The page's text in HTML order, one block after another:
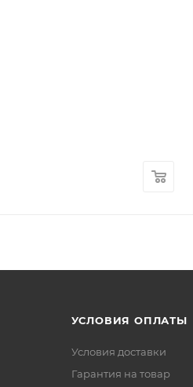
УСЛОВИЯ ОПЛАТЫ
Условия доставки
Гарантия на товар